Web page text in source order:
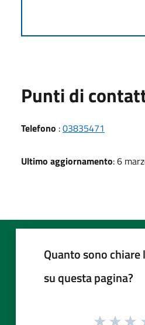
Punti di
Telefono :03835471
Ultimo aggiornamento: 6
Quanto sono
su questa pagina?